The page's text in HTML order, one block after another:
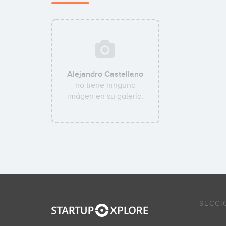
Alejandro Castellano
no tiene ninguna
imágen en su galería.